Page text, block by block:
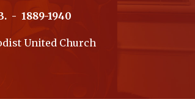
- 1889-1940
United Church